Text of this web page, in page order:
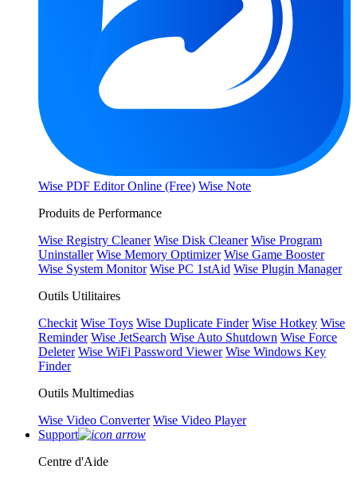
Wise PDF Editor Online (Free) Wise Note
Produits de Performance
Wise Registry Cleaner Wise Disk Cleaner Wise Program
Uninstaller Wise Memory Optimizer Wise Game Booster
Wise System Monitor Wise PC 1stAid Wise Plugin Manager
Outils Utilitaires
Checkit Wise Toys Wise Duplicate Finder Wise Hotkey Wise
Reminder Wise JetSearch Wise Auto Shutdown Wise Force
Deleter Wise WiFi Password Viewer Wise Windows Key
Finder
Outils Multimedias
Wise Video Converter Wise Video Player
Support
Centre d'Aide